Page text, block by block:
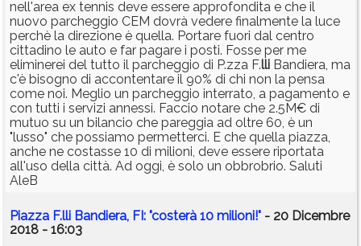
nell'area ex tennis deve essere approfondita e che il
nuovo parcheggio CEM dovrà vedere finalmente la luce
perchè la direzione è quella. Portare fuori dal centro
cittadino le auto e far pagare i posti. Fosse per me
eliminerei del tutto il parcheggio di P.zza F.lli Bandiera, ma
c'è bisogno di accontentare il 90% di chi non la pensa
come noi. Meglio un parcheggio interrato, a pagamento e
con tutti i servizi annessi. Faccio notare che 2.5M€ di
mutuo su un bilancio che pareggia ad oltre 60, è un
"lusso" che possiamo permetterci. E che quella piazza,
anche ne costasse 10 di milioni, deve essere riportata
all'uso della città. Ad oggi, è solo un obbrobrio. Saluti
AleB
Piazza F.lli Bandiera, FI: "costerà 10 milioni!" - 20 Dicembre
2018 - 16:03